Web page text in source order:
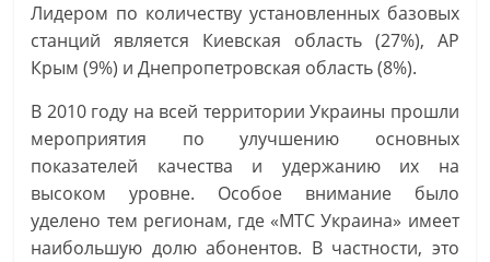
Лидером по количеству установленных базовых
станций является Киевская область (27%), АР
Крым (9%) и Днепропетровская область (8%).
В 2010 году на всей территории Украины прошли
мероприятия по улучшению основных
показателей качества и удержанию их на
высоком уровне. Особое внимание было
уделено тем регионам, где «МТС Украина» имеет
наибольшую долю абонентов. В частности, это